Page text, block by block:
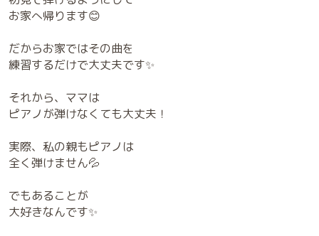
お家へ帰ります😊
だからお家ではその曲を
練習するだけで大丈夫です✨
それから、ママは
ピアノが弾けなくても大丈夫！
実際、私の親もピアノは
全く弾けません💦
でもあることが
大好きなんです✨